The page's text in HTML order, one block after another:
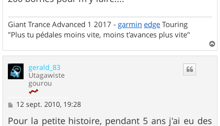
Giant Trance Advanced 1 2017 - garmin edge Touring
"Plus tu pédales moins vite, moins t'avances plus vite"
a
gerald_83
Utagawiste
gourou
M
s
12 sept. 2010, 19:28
Pour la petite histoire, pendant 5 ans j'ai eu des